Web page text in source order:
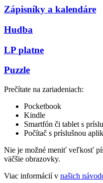
Zápisníky a kalendáre
Hudba
LP platne
Puzzle
Prečítate na zariadeniach:
Pocketbook
Kindle
Smartfón či tablet s
Počítač s príslušnou
Nie je možné meniť veľkosť
väčšie obrazovky.
Viac informácií v našich